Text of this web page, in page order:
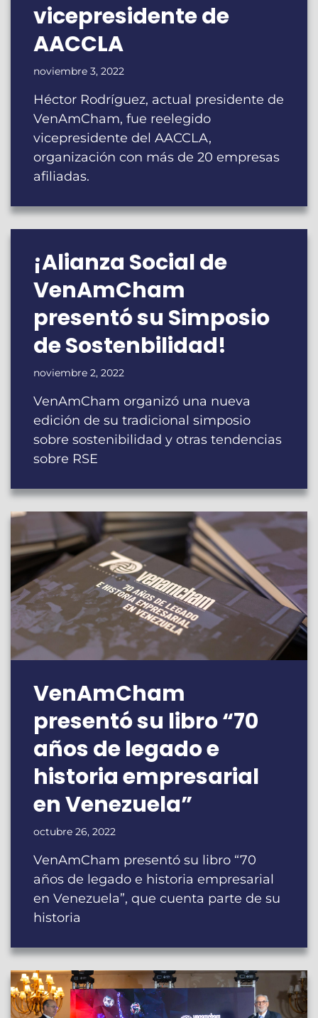
vicepresidente de
AACCLA
noviembre 3, 2022
Héctor Rodríguez, actual presidente de
VenAmCham, fue reelegido
vicepresidente del AACCLA,
organización con más de 20 empresas
afiliadas.
¡Alianza Social de
VenAmCham
presentó su Simposio
de Sostenbilidad!
noviembre 2, 2022
VenAmCham organizó una nueva
edición de su tradicional simposio
sobre sostenibilidad y otras tendencias
sobre RSE
VenAmCham
presentó su libro “70
años de legado e
historia empresarial
en Venezuela”
octubre 26, 2022
VenAmCham presentó su libro “70
años de legado e historia empresarial
en Venezuela”, que cuenta parte de su
historia